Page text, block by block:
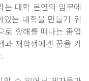
는 대학 본연의 임무에
있는 대학을 만들기 위
로 항해를 떠나는 졸업
과 재학생에겐 꿈을 키